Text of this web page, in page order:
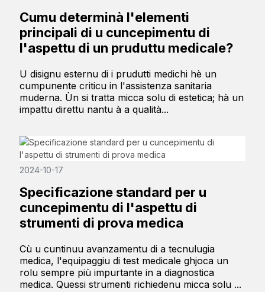
Cumu determinà l'elementi
principali di u cuncepimentu di
l'aspettu di un pruduttu medicale?
U disignu esternu di i prudutti medichi hè un
cumpunente criticu in l'assistenza sanitaria
muderna. Ùn si tratta micca solu di estetica; hà un
impattu direttu nantu à a qualità...
2024-10-17
Specificazione standard per u
cuncepimentu di l'aspettu di
strumenti di prova medica
Cù u cuntinuu avanzamentu di a tecnulugia
medica, l'equipaggiu di test medicale ghjoca un
rolu sempre più impurtante in a diagnostica
medica. Quessi strumenti richiedenu micca solu ...